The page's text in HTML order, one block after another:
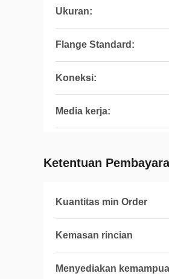
Ukuran:
Flange Standard:
Koneksi:
Media kerja:
Ketentuan
Kuantitas min Order
Kemasan rincian
Menyediakan